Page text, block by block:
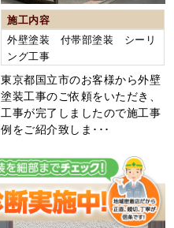
施工内容
外壁塗装 付帯部塗装 シーリ
ング工事
東京都国立市のお客様から外壁
塗装工事のご依頼をいただき、
工事が完了しましたので施工事
例をご紹介致しま･･･